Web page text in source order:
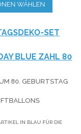
WÄHLEN
SET
BLUE ZAHL 80
80. GEBURTSTAG
IN BLAU FÜR DIE